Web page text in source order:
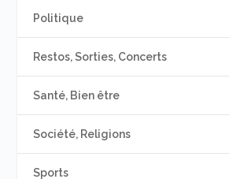
Politique
Restos, Sorties, Concerts
Santé, Bien être
Société, Religions
Sports